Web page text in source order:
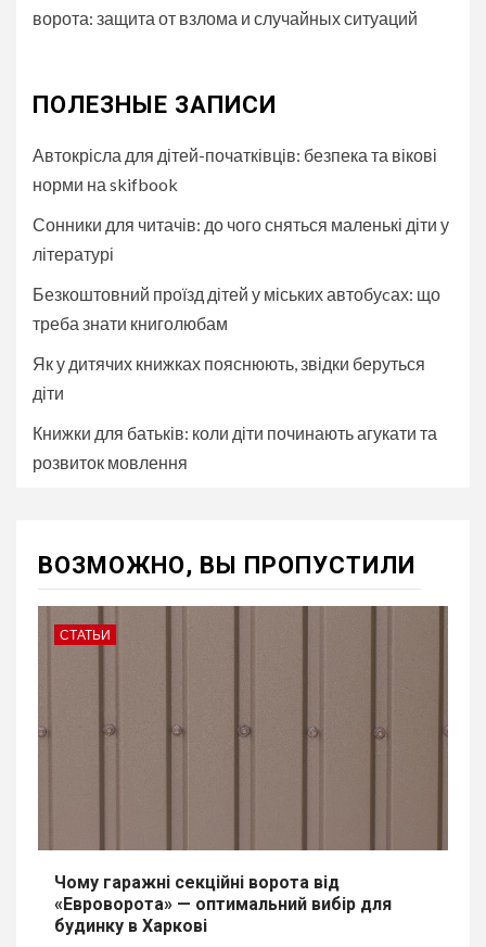
ворота: защита от взлома и случайных ситуаций
ПОЛЕЗНЫЕ ЗАПИСИ
Автокрісла для дітей-початківців: безпека та вікові
норми на skifbook
Сонники для читачів: до чого сняться маленькі діти у
літературі
Безкоштовний проїзд дітей у міських автобуcах: що
треба знати книголюбам
Як у дитячих книжках пояснюють, звідки беруться
діти
Книжки для батьків: коли діти починають агукати та
розвиток мовлення
ВОЗМОЖНО, ВЫ ПРОПУСТИЛИ
СТАТЬИ
Чому гаражні секційні ворота від
«Евроворота» — оптимальний вибір для
будинку в Харкові